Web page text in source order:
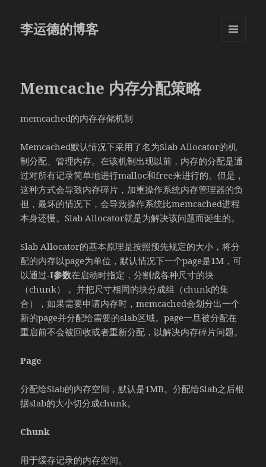
李运德的博客
Memcache 内存分配策略
memcached的内存存储机制
Memcached默认情况下采用了名为Slab Allocator的机
制分配、管理内存。在该机制出现以前，内存的分配是通
过对所有记录简单地进行malloc和free来进行的。但是，
这种方式会导致内存碎片，加重操作系统内存管理器的负
担，最坏的情况下，会导致操作系统比memcached进程
本身还慢。Slab Allocator就是为解决该问题而诞生的。
Slab Allocator的基本原理是按照预先规定的大小，将分
配的内存以page为单位，默认情况下一个page是1M，可
以通过-I参数在启动时指定，分割成各种尺寸的块
（chunk）， 并把尺寸相同的块分成组（chunk的集
合），如果需要申请内存时，memcached会划分出一个
新的page并分配给需要的slab区域。page一旦被分配在
重启前不会被回收或者重新分配，以解决内存碎片问题。
Page
分配给Slab的内存空间，默认是1MB。分配给Slab之后根
据slab的大小切分成chunk。
Chunk
用于缓存记录的内存空间。